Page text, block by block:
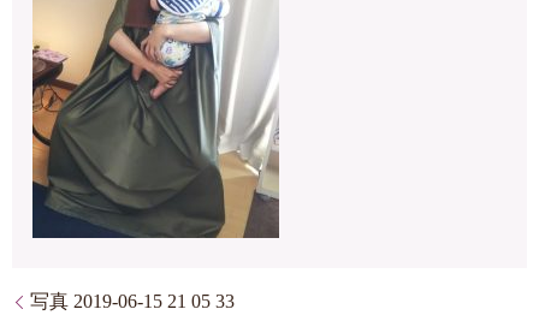
写真 2019-06-15 21 05 33